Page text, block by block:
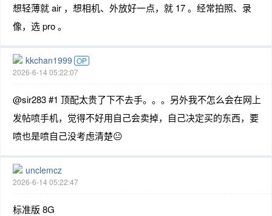
想轻薄就 air ，想相机、外放好一点，就 17 。经常拍照、录
像，选 pro 。
kkchan1999 OP
2026-6-14 05:22:07
@sir283 #1 顶配太贵了下不去手。。。另外我不怎么会在网上
发帖喷手机，觉得不好用自己会卖掉，自己决定买的东西，要
喷也是喷自己没考虑清楚😐
unclemcz
2026-6-14 05:22:47
标准版 8G